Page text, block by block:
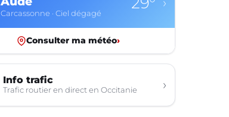
Carcassonne · Ciel dégagé
Consulter ma météo›
Info trafic
Trafic routier en direct en Occitanie ›